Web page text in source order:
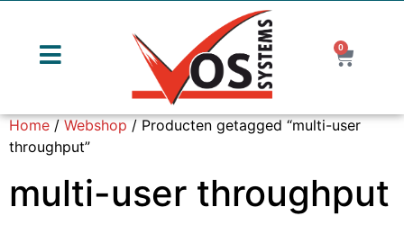
0
Home/Webshop/ Producten getagged “multi-user
throughput”
multi-user throughput